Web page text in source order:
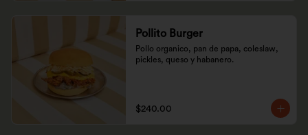
Pollito Burger
Pollo organico, pan de papa, coleslaw,
pickles, queso y habanero.
$240.00